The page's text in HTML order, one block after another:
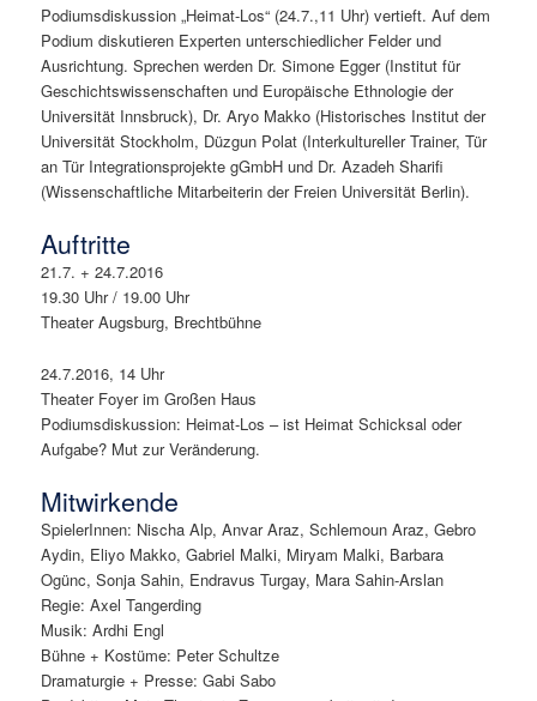
Podiumsdiskussion „Heimat-Los“ (24.7.,11 Uhr) vertieft. Auf dem
Podium diskutieren Experten unterschiedlicher Felder und
Ausrichtung. Sprechen werden Dr. Simone Egger (Institut für
Geschichtswissenschaften und Europäische Ethnologie der
Universität Innsbruck), Dr. Aryo Makko (Historisches Institut der
Universität Stockholm, Düzgun Polat (Interkultureller Trainer, Tür
an Tür Integrationsprojekte gGmbH und Dr. Azadeh Sharifi
(Wissenschaftliche Mitarbeiterin der Freien Universität Berlin).
Auftritte
21.7. + 24.7.2016
19.30 Uhr / 19.00 Uhr
Theater Augsburg, Brechtbühne
24.7.2016, 14 Uhr
Theater Foyer im Großen Haus
Podiumsdiskussion: Heimat-Los – ist Heimat Schicksal oder
Aufgabe? Mut zur Veränderung.
Mitwirkende
SpielerInnen: Nischa Alp, Anvar Araz, Schlemoun Araz, Gebro
Aydin, Eliyo Makko, Gabriel Malki, Miryam Malki, Barbara
Ogünc, Sonja Sahin, Endravus Turgay, Mara Sahin-Arslan
Regie: Axel Tangerding
Musik: Ardhi Engl
Bühne + Kostüme: Peter Schultze
Dramaturgie + Presse: Gabi Sabo